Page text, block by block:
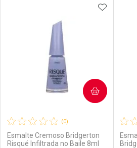
Laboratório
Por Menos
(0)
Esmalte Cremoso Bridgerton
Risqué Infiltrada no Baile 8ml
COMPRAR